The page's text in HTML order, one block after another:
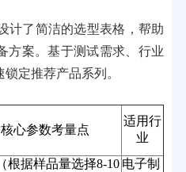
计了简洁的选型表格，帮助
方案。基于测试需求、行业
定推荐产品系列。
核心参数考量点
适用行
业
根据样品量选择8-10 电子制